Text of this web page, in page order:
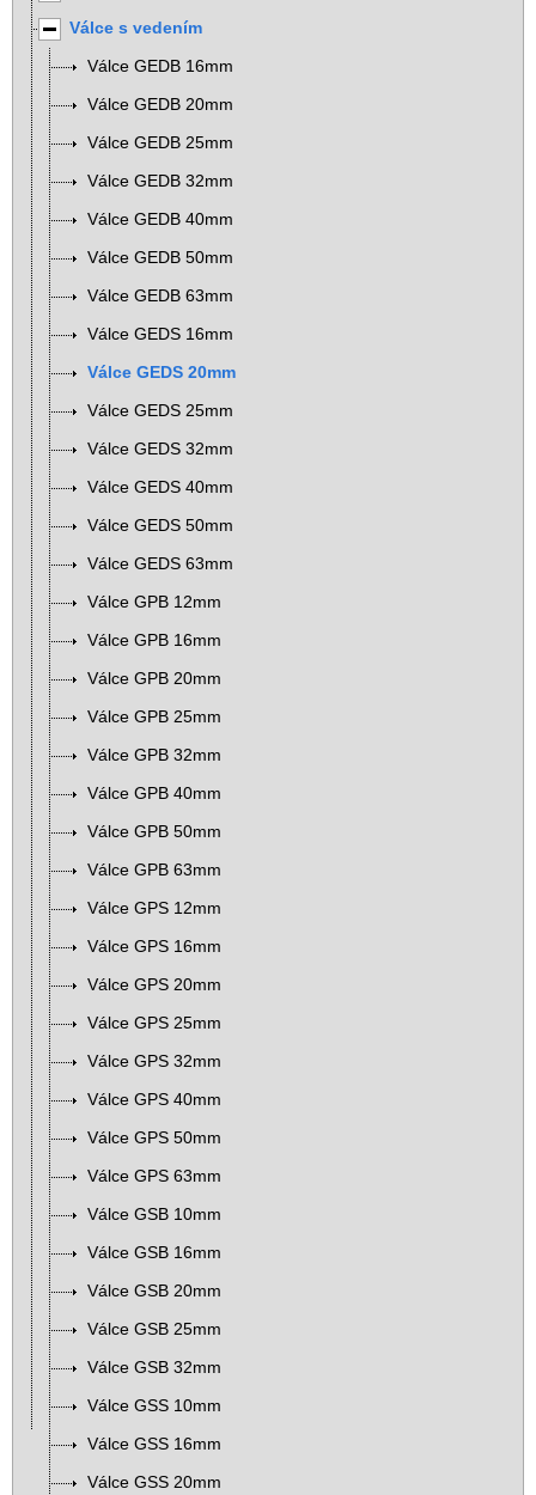
Válce s vedením
Válce GEDB 16mm
Válce GEDB 20mm
Válce GEDB 25mm
Válce GEDB 32mm
Válce GEDB 40mm
Válce GEDB 50mm
Válce GEDB 63mm
Válce GEDS 16mm
Válce GEDS 20mm
Válce GEDS 25mm
Válce GEDS 32mm
Válce GEDS 40mm
Válce GEDS 50mm
Válce GEDS 63mm
Válce GPB 12mm
Válce GPB 16mm
Válce GPB 20mm
Válce GPB 25mm
Válce GPB 32mm
Válce GPB 40mm
Válce GPB 50mm
Válce GPB 63mm
Válce GPS 12mm
Válce GPS 16mm
Válce GPS 20mm
Válce GPS 25mm
Válce GPS 32mm
Válce GPS 40mm
Válce GPS 50mm
Válce GPS 63mm
Válce GSB 10mm
Válce GSB 16mm
Válce GSB 20mm
Válce GSB 25mm
Válce GSB 32mm
Válce GSS 10mm
Válce GSS 16mm
Válce GSS 20mm